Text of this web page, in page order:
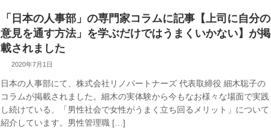
「日本の人事部」の専門家コラムに記事【上司に自分の
意見を通す方法」を学ぶだけではうまくいかない】が掲
載されました
2020年7月1日
日本の人事部にて、株式会社リノパートナーズ 代表取締役 細木聡子の
コラムが掲載されました。細木の実体験から今もなお様々な場面で実践
し続けている、「男性社会で女性がうまく立ち回るメリット」について
紹介しています。男性管理職 […]